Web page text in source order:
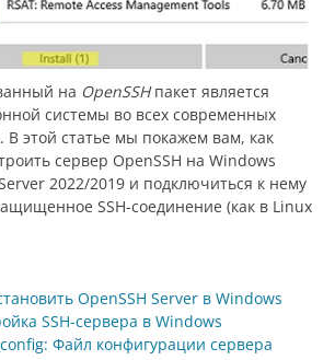
на OpenSSHпакет является
системы во всех современных
В этой статье мы покажем вам, как
сервер OpenSSH на Windows
2022/2019 и подключиться к нему
SSH-соединение (как в Linux
OpenSSH Server в Windows
SSH-сервера в Windows
Файл конфигурации сервера